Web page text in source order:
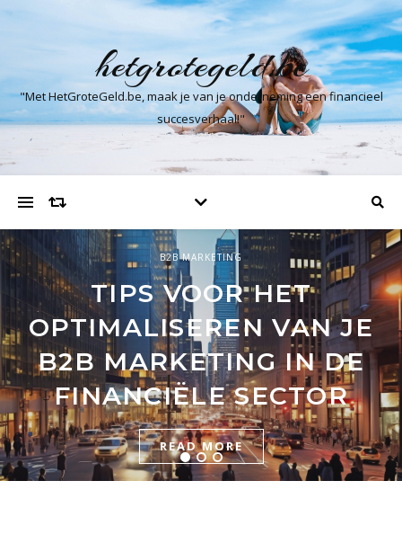
hetgrotegeld.be
"Met HetGroteGeld.be, maak je van je onderneming een financieel
succesverhaal!"
B2B MARKETING
TIPS VOOR HET
OPTIMALISEREN VAN JE
B2B MARKETING IN DE
FINANCIËLE SECTOR
READ MORE
START-UPS
INVESTERINGSFONDSEN:
DE SLEUTEL TOT SUCCES
VOOR START-UPS
READ MORE
ONDERNEMERSCHAP
DE VOORDELEN VAN
GEHUURDE
KOELOPLOSSINGEN
READ MORE